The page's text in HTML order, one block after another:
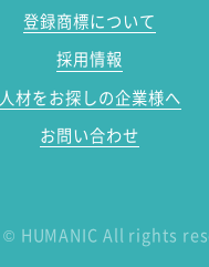
登録商標について
採用情報
人材をお探しの企業様へ
お問い合わせ
© HUMANIC All rights